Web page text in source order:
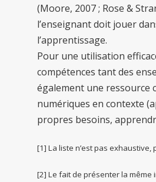
(Moore, 2007 ; Rose &
l’enseignant doit jouer
l’apprentissage.
Pour une utilisation
compétences tant des
également une ressource
numériques en contexte
propres besoins,
[1] La liste n’est pas
[2] Le fait de présenter la